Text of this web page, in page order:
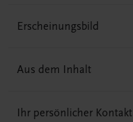
Erscheinungsbild
Aus dem Inhalt
Ihr persönlicher Kontakt